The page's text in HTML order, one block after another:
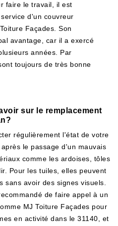
faire le travail, il est
d'un couvreur
Façades. Son
avantage, car il a exercé
années. Par
toujours de très bonne
sur le remplacement
régulièrement l'état de votre
le passage d'un mauvais
comme les ardoises, tôles
Pour les tuiles, elles peuvent
sans avoir des signes visuels.
de faire appel à un
MJ Toiture Façades pour
en activité dans le 31140, et